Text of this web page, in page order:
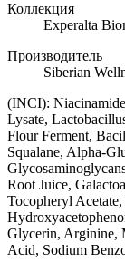
Коллекция
Experalta
Производитель
Siberian
(INCI):
Lysate,
Flour Ferment,
Squalane, Alpha-
Root Juice,
Tocopheryl
Glycerin, Arginine,
Acid, Sodium